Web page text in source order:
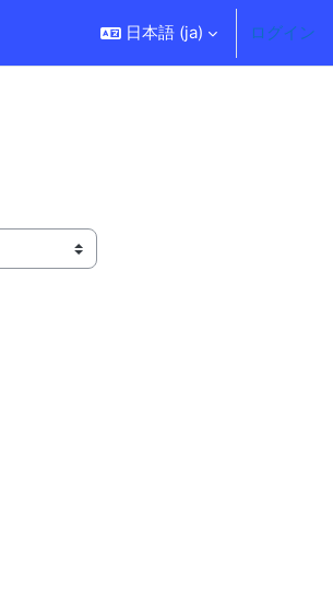
日本語 ‎(ja)‎ ログイン